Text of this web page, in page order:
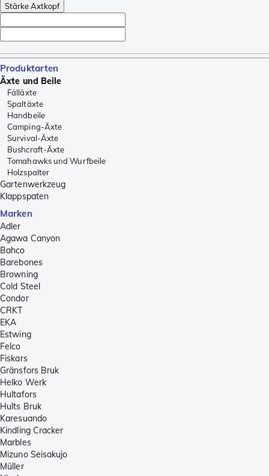
Stärke Axtkopf
Produktarten
Äxte und Beile
Fälläxte
Spaltäxte
Handbeile
Camping-Äxte
Survival-Äxte
Bushcraft-Äxte
Tomahawks und Wurfbeile
Holzspalter
Gartenwerkzeug
Klappspaten
Marken
Adler
Agawa Canyon
Bahco
Barebones
Browning
Cold Steel
Condor
CRKT
EKA
Estwing
Felco
Fiskars
Gränsfors Bruk
Helko Werk
Hultafors
Hults Bruk
Karesuando
Kindling Cracker
Marbles
Mizuno Seisakujo
Müller